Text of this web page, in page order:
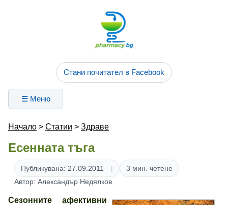
Стани почитател в Facebook
☰ Меню
Начало > Статии > Здраве
Есенната тъга
Публикувана: 27.09.2011
3 мин. четене
Автор: Александър Недялков
Сезонните афективни